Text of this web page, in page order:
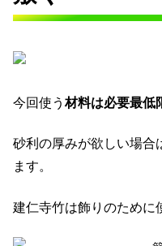
今回使う材料は必要最低
砂利の厚みが欲しい場合
ます。
建仁寺竹は飾りのために